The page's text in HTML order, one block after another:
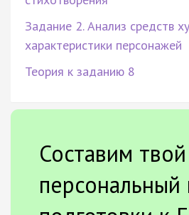
Задание 2. Анализ средств
характеристики персонажей
Теория к заданию 8
Составим твой
персональный